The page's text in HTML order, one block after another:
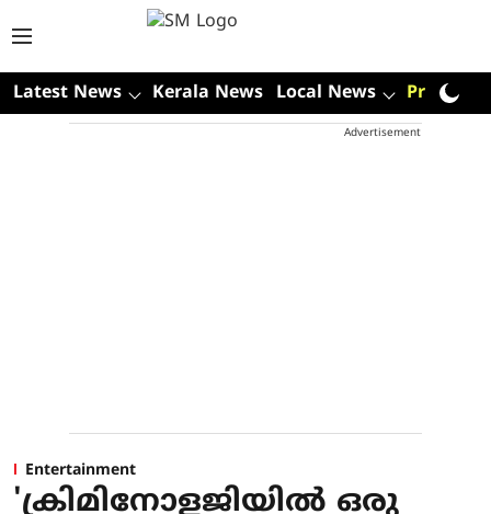
Latest News Kerala News Local News Premium
Advertisement
Entertainment
'ക്രിമിനോളജിയിൽ ഒരു